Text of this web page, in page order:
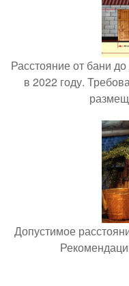
Расстояние от бани
в 2022 году.
Допустимое